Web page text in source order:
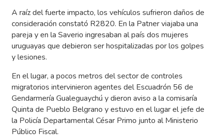
A raíz del fuerte impacto, los vehículos sufrieron daños de
consideración constató R2820. En la Patner viajaba una
pareja y en la Saverio ingresaban al país dos mujeres
uruguayas que debieron ser hospitalizadas por los golpes
y lesiones.
En el lugar, a pocos metros del sector de controles
migratorios intervinieron agentes del Escuadrón 56 de
Gendarmería Gualeguaychú y dieron aviso a la comisaría
Quinta de Pueblo Belgrano y estuvo en el lugar el jefe de
la Policía Departamental César Primo junto al Ministerio
Público Fiscal.